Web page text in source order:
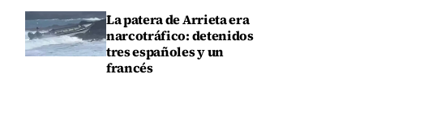
La patera de Arrieta era
narcotráfico: detenidos
tres españoles y un
francés